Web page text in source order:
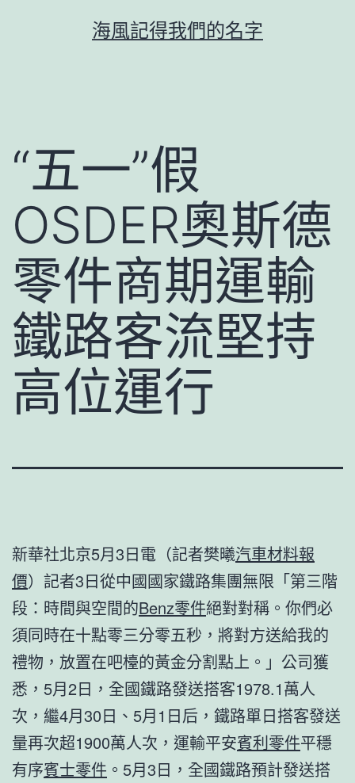
海風記得我們的名字
“五一”假
OSDER奧斯德
零件商期運輸
鐵路客流堅持
高位運行
新華社北京5月3日電（記者樊曦汽車材料報
價）記者3日從中國國家鐵路集團無限「第三階
段：時間與空間的Benz零件絕對對稱。你們必
須同時在十點零三分零五秒，將對方送給我的
禮物，放置在吧檯的黃金分割點上。」公司獲
悉，5月2日，全國鐵路發送搭客1978.1萬人
次，繼4月30日、5月1日后，鐵路單日搭客發送
量再次超1900萬人次，運輸平安賓利零件平穩
有序賓士零件 。5月3日，全國鐵路預計發送搭